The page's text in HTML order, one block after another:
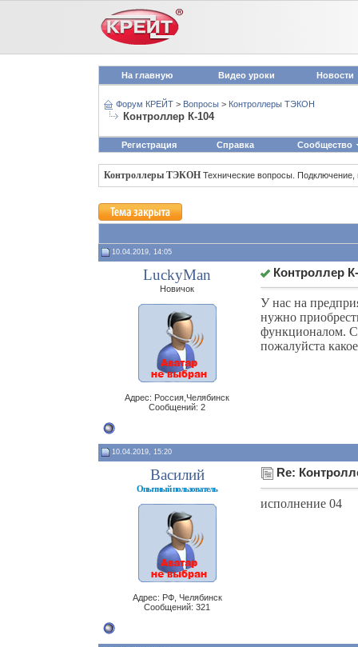
На главную Видео уроки Новости
Форум КРЕЙТ > Вопросы > Контроллеры ТЭКОН
Контроллер К-104
Регистрация Справка Сообщество
Контроллеры ТЭКОН Технические вопросы.
10.04.2019, 14:05
LuckyMan
Новичок
Адрес: Россия,Челябинск
Сообщений: 2
Контроллер
У нас на
нужно
функционалом.
пожалуйста
10.04.2019, 15:20
Василий
Опытный пользователь
Адрес: РФ, Челябинск
Сообщений: 321
Re:
исполнение 04